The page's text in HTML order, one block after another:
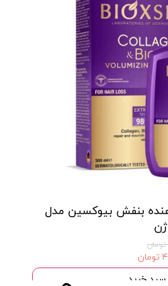
بنفش بیوکسین مدل
سبد خرید